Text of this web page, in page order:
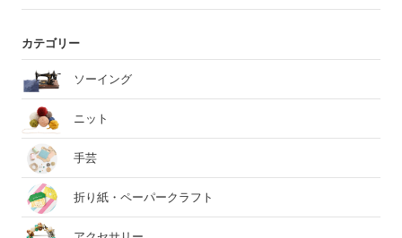
カテゴリー
ソーイング
ニット
手芸
折り紙・ペーパークラフト